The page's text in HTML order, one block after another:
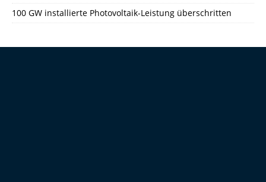
100 GW installierte Photovoltaik-Leistung überschritten